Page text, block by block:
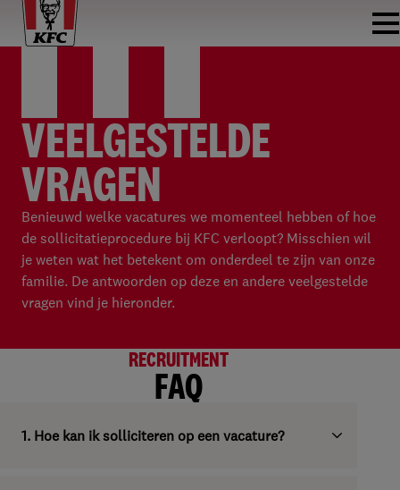
VEELGESTELDE
VRAGEN
Benieuwd welke vacatures we momenteel hebben of hoe
de sollicitatieprocedure bij KFC verloopt? Misschien wil
je weten wat het betekent om onderdeel te zijn van onze
familie. De antwoorden op deze en andere veelgestelde
vragen vind je hieronder.
RECRUITMENT
FAQ
1. Hoe kan ik solliciteren op een vacature?